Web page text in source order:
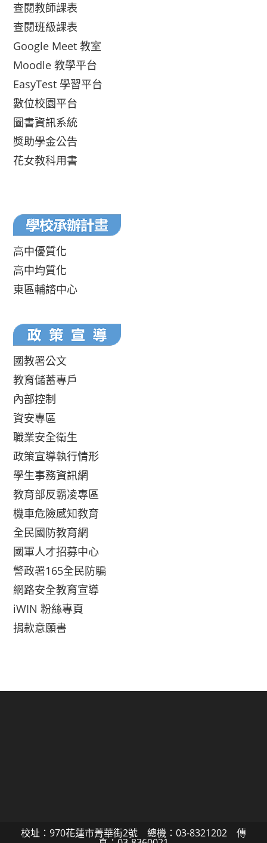
查閱教師課表
查閱班級課表
Google Meet 教室
Moodle 教學平台
EasyTest 學習平台
數位校園平台
圖書資訊系統
獎助學金公告
花女教科用書
高中優質化
高中均質化
東區輔諮中心
國教署公文
教育儲蓄專戶
內部控制
資安專區
職業安全衛生
政策宣導執行情形
學生事務資訊網
教育部反霸凌專區
機車危險感知教育
全民國防教育網
國軍人才招募中心
警政署165全民防騙
網路安全教育宣導
iWIN 粉絲專頁
捐款意願書
校址：970花蓮市菁華街2號 總機：03-8321202 傳